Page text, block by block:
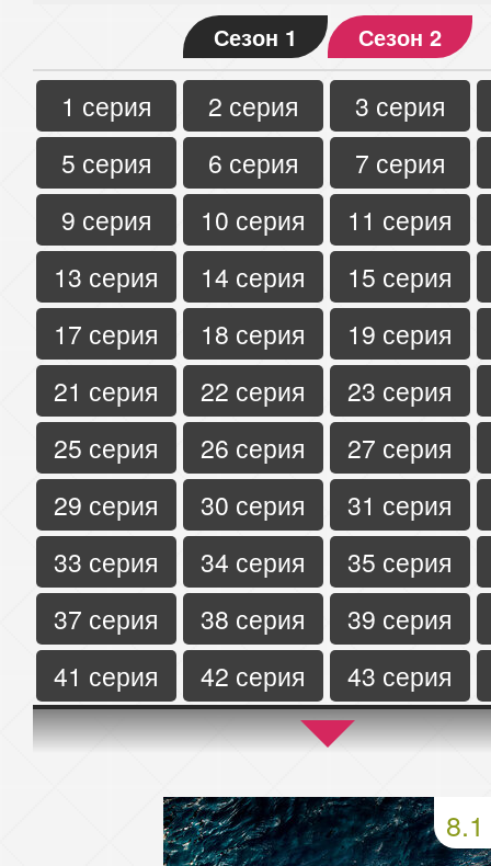
Сезон 1 Сезон 2
1 серия 2 серия
3 серия
5 серия
6 серия
7 серия
9 серия
10 серия
11 серия
13 серия
14 серия
15 серия
17 серия
18 серия
19 серия
21 серия
22 серия
23 серия
25 серия
26 серия
27 серия
29 серия
30 серия
31 серия
33 серия
34 серия
35 серия
37 серия
38 серия
39 серия
41 серия
42 серия
43 серия
45 серия
46 серия
47 серия
50 серия
51 серия
54 серия
55 серия
8.1